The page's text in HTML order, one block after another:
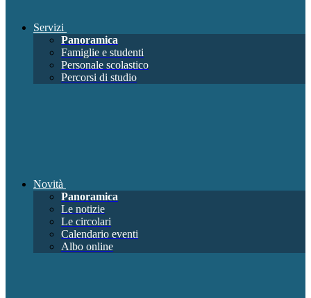
Servizi
Panoramica
Famiglie e studenti
Personale scolastico
Percorsi di studio
Novità
Panoramica
Le notizie
Le circolari
Calendario eventi
Albo online